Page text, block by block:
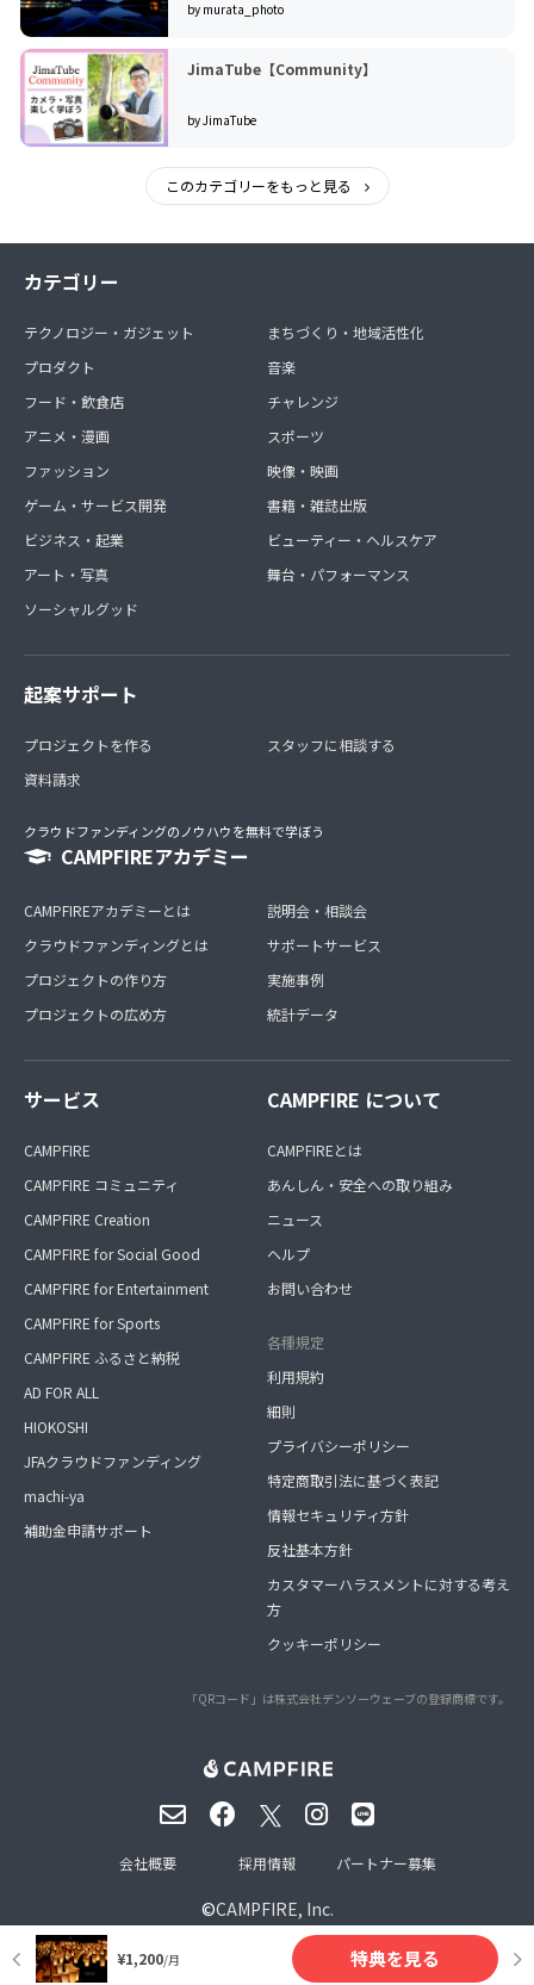
¥1,200/月 特典を見る
by murata_photo
JimaTube【Community】
by JimaTube
このカテゴリーをもっと見る
カテゴリー
テクノロジー・ガジェット
プロダクト
フード・飲食店
アニメ・漫画
ファッション
ゲーム・サービス開発
ビジネス・起業
アート・写真
ソーシャルグッド
まちづくり・地域活性化
音楽
チャレンジ
スポーツ
映像・映画
書籍・雑誌出版
ビューティー・ヘルスケア
舞台・パフォーマンス
起案サポート
プロジェクトを作る
資料請求
スタッフに相談する
クラウドファンディングのノウハウを無料で学ぼう
CAMPFIREアカデミー
CAMPFIREアカデミーとは
クラウドファンディングとは
プロジェクトの作り方
プロジェクトの広め方
説明会・相談会
サポートサービス
実施事例
統計データ
サービス
CAMPFIRE
CAMPFIRE コミュニティ
CAMPFIRE Creation
CAMPFIRE for Social Good
CAMPFIRE for Entertainment
CAMPFIRE for Sports
CAMPFIRE ふるさと納税
AD FOR ALL
HIOKOSHI
JFAクラウドファンディング
machi-ya
補助金申請サポート
CAMPFIRE について
CAMPFIREとは
あんしん・安全への取り組み
ニュース
ヘルプ
お問い合わせ
各種規定
利用規約
細則
プライバシーポリシー
特定商取引法に基づく表記
情報セキュリティ方針
反社基本方針
カスタマーハラスメントに対する考え
方
クッキーポリシー
「QRコード」は株式会社デンソーウェーブの登録商標です。
©CAMPFIRE, Inc.
会社概要 採用情報 パートナー募集